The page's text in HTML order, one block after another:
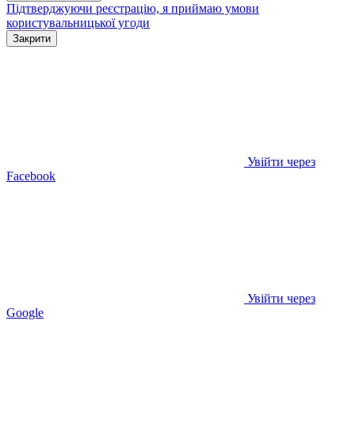
Підтверджуючи реєстрацію, я приймаю умови
користувальницької угоди
Закрити
Увійти через
Facebook
Увійти через
Google